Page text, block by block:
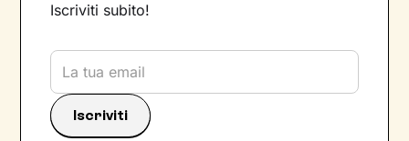
Iscriviti subito!